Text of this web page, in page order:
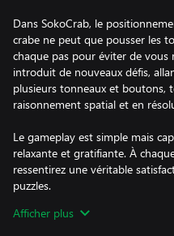
Dans SokoCrab, le
crabe ne peut que pousser les
chaque pas pour éviter de
introduit de nouveaux défis,
plusieurs tonneaux et boutons,
raisonnement spatial et en
Le gameplay est simple mais
relaxante et gratifiante. À
ressentirez une véritable
puzzles.
SokoCrab est idéal pour les
Afficher plus